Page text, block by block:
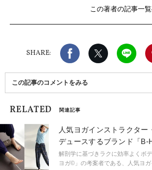
この著者の記事一
SHARE:
Facebook X（旧twitter
この記事のコメントをみる
RELATED 関連記事
人気ヨガインストラクター
デュースするブランド「B-
登場
解剖学に基づきラクに効率よくボ
ヨガ©︎」の考案者である、人気ヨガ